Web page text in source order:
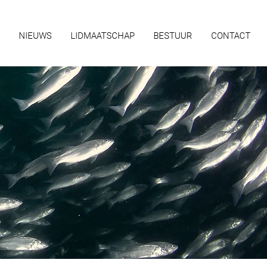
NIEUWS LIDMAATSCHAP BESTUUR CONTACT